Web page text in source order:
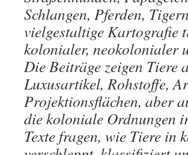
Schlangen, Pferden,
vielgestaltige Kartografie
kolonialer, neokolonialer
Die Beiträge zeigen Tiere
Luxusartikel, Rohstoffe,
Projektionsflächen, aber
die koloniale Ordnungen
Texte fragen, wie Tiere in